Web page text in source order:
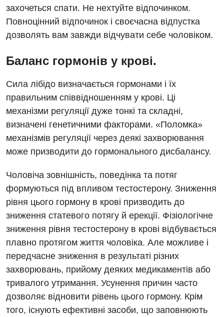
Пульмонологія
Ревматологія
Травматологія і ортопедія
Урологія
Фізіотерапія
Хірургічне відділення
Для дітей
Дитяча алергологія
Дитяча гастроентерологія
Дитяча гінекологія
Дитяча дерматовенерологія
Дитяча ендокринологія
Дитяча кардіоревматологія
Дитяча неврологія
Дитяча ортопедія і травматологія
захочеться спати. Не нехтуйте відпочинком.
Повноцінний відпочинок і своєчасна відпустка
дозволять вам завжди відчувати себе чоловіком.
Баланс гормонів у крові.
Сила лібідо визначається гормонами і їх
правильним співвідношенням у крові. Ці
механізми регуляції дуже тонкі та складні,
визначені генетичними факторами. «Поломка»
механізмів регуляції через деякі захворювання
може призводити до гормонального дисбалансу.
Чоловіча зовнішність, поведінка та потяг
формуються під впливом тестостерону. Зниження
рівня цього гормону в крові призводить до
зниження статевого потягу й ерекції. Фізіологічне
зниження рівня тестостерону в крові відбувається
плавно протягом життя чоловіка. Але можливе і
передчасне зниження в результаті різних
захворювань, прийому деяких медикаментів або
тривалого утримання. Усунення причин часто
дозволяє відновити рівень цього гормону. Крім
того, існують ефективні засоби, що заповнюють